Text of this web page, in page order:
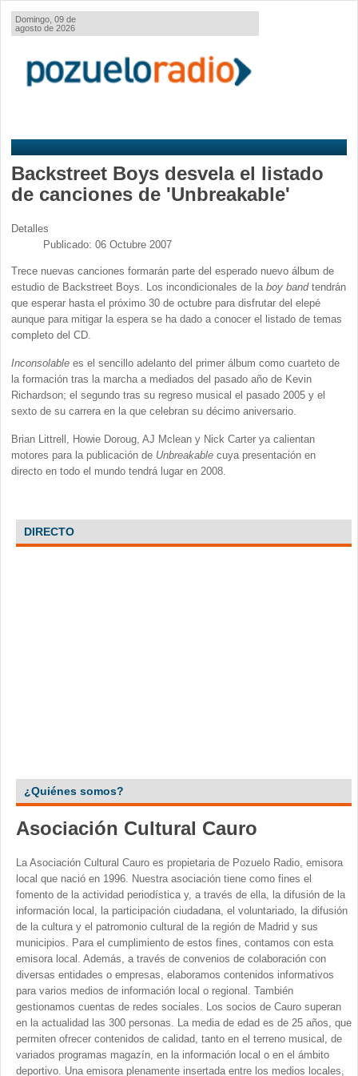
Domingo, 09 de
agosto de 2026
Backstreet Boys desvela el listado
de canciones de 'Unbreakable'
Detalles
Publicado: 06 Octubre 2007
Trece nuevas canciones formarán parte del esperado nuevo álbum de
estudio de Backstreet Boys. Los incondicionales de la boy bandtendrán
que esperar hasta el próximo 30 de octubre para disfrutar del elepé
aunque para mitigar la espera se ha dado a conocer el listado de temas
completo del CD.
Inconsolable es el sencillo adelanto del primer álbum como cuarteto de
la formación tras la marcha a mediados del pasado año de Kevin
Richardson; el segundo tras su regreso musical el pasado 2005 y el
sexto de su carrera en la que celebran su décimo aniversario.
Brian Littrell, Howie Doroug, AJ Mclean y Nick Carter ya calientan
motores para la publicación de Unbreakable cuya presentación en
directo en todo el mundo tendrá lugar en 2008.
DIRECTO
¿Quiénes somos?
Asociación Cultural Cauro
La Asociación Cultural Cauro es propietaria de Pozuelo Radio, emisora
local que nació en 1996. Nuestra asociación tiene como fines el
fomento de la actividad periodística y, a través de ella, la difusión de la
información local, la participación ciudadana, el voluntariado, la difusión
de la cultura y el patromonio cultural de la región de Madrid y sus
municipios. Para el cumplimiento de estos fines, contamos con esta
emisora local. Además, a través de convenios de colaboración con
diversas entidades o empresas, elaboramos contenidos informativos
para varios medios de información local o regional. También
gestionamos cuentas de redes sociales. Los socios de Cauro superan
en la actualidad las 300 personas. La media de edad es de 25 años, que
permiten ofrecer contenidos de calidad, tanto en el terreno musical, de
variados programas magazín, en la información local o en el ámbito
deportivo. Una emisora plenamente insertada entre los medios locales,